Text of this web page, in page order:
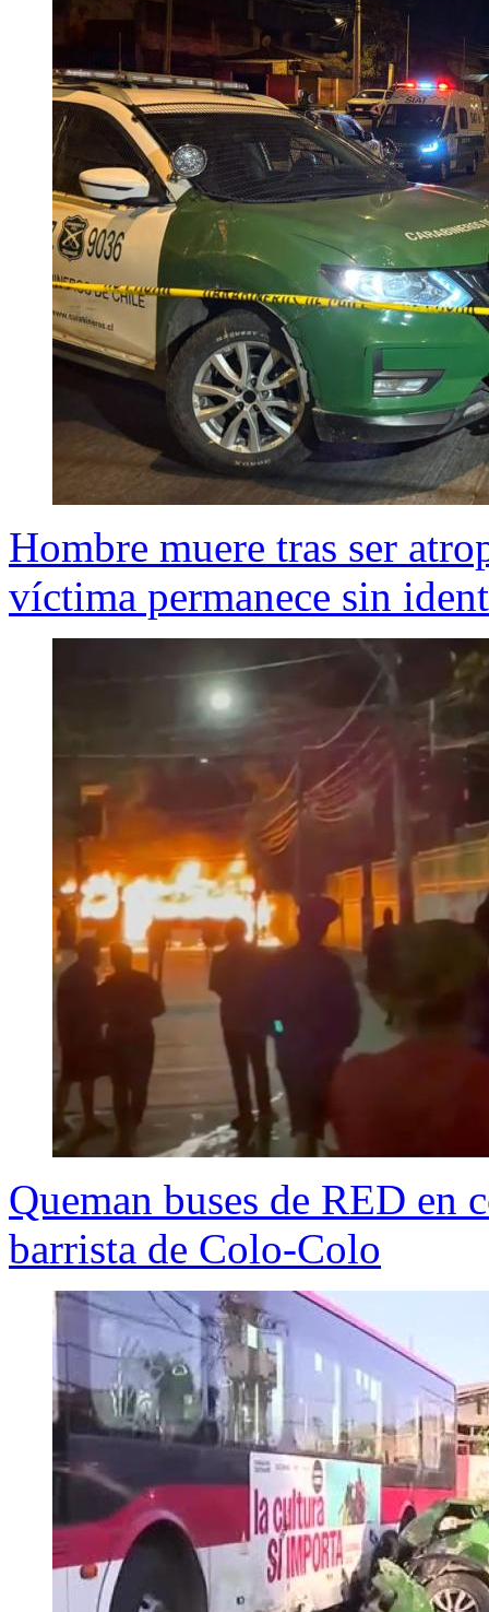
Hombre muere tras ser
víctima permanece sin
Queman buses de RED en
barrista de Colo-Colo